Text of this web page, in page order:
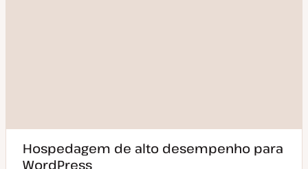
Hospedagem de alto desempenho para
WordPress